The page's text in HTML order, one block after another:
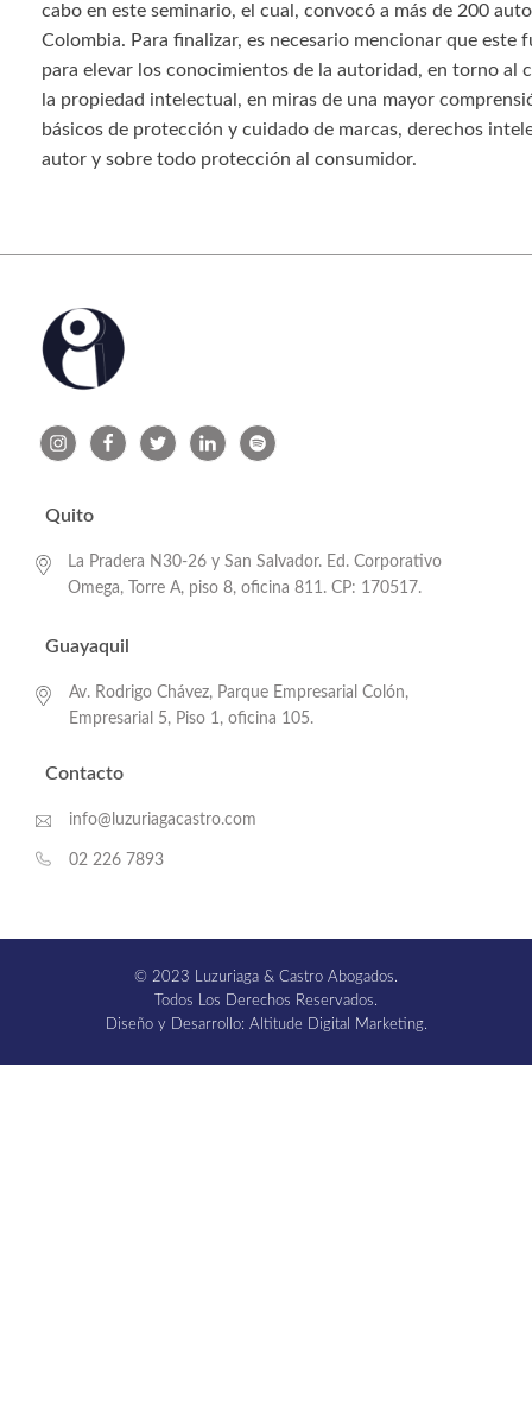
cabo en este seminario, el cual, convocó a más de 200
Colombia. Para finalizar, es necesario mencionar que este
para elevar los conocimientos de la autoridad, en torno al
la propiedad intelectual, en miras de una mayor
básicos de protección y cuidado de marcas, derechos
autor y sobre todo protección al consumidor.
Quito
La Pradera N30-26 y San Salvador. Ed. Corporativo
Omega, Torre A, piso 8, oficina 811. CP: 170517.
Guayaquil
Av. Rodrigo Chávez, Parque Empresarial Colón,
Empresarial 5, Piso 1, oficina 105.
Contacto
info@luzuriagacastro.com
02 226 7893
© 2023 Luzuriaga & Castro Abogados.
Todos Los Derechos Reservados.
Diseño y Desarrollo: Altitude Digital Marketing.